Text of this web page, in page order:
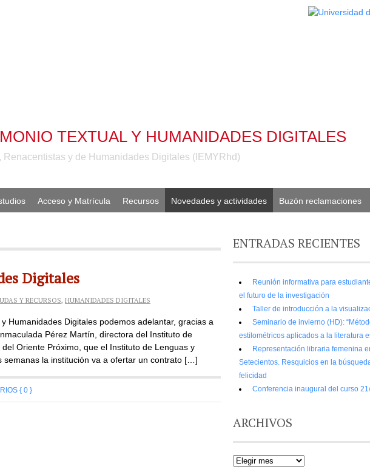
TEXTUAL Y HUMANIDADES DIGITALES
Renacentistas y de Humanidades Digitales (IEMYRhd)
Acceso y Matrícula Recursos Novedades y actividades Buzón reclamaciones
Digitales
Y RECURSOS, HUMANIDADES DIGITALES
Humanidades Digitales podemos adelantar, gracias a
Pérez Martín, directora del Instituto de
Oriente Próximo, que el Instituto de Lenguas y
semanas la institución va a ofertar un contrato […]
{ 0 }
ENTRADAS RECIENTES
Reunión informativa para
el futuro de la investigación
Taller de introducción a la
Seminario de invierno (HD):
estilométricos aplicados a la literatura
Representación libraria femenina
Setecientos. Resquicios en la
felicidad
Conferencia inaugural del curso
ARCHIVOS